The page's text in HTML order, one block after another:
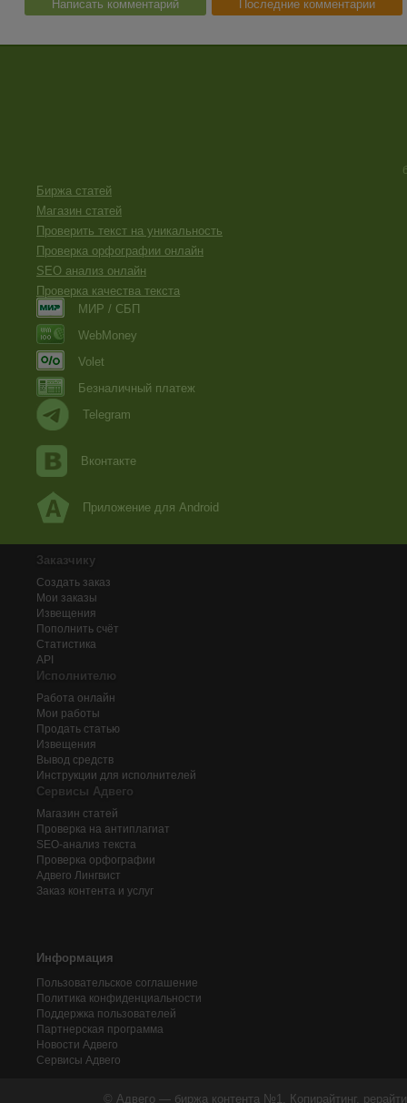
Написать комментарий Последние комментарии
Биржа статей
Магазин статей
Проверить текст на уникальность
Проверка орфографии онлайн
SEO анализ онлайн
Проверка качества текста
МИР / СБП
WebMoney
Volet
Безналичный платеж
Telegram
Вконтакте
Приложение для Android
Заказчику
Создать заказ
Мои заказы
Извещения
Пополнить счёт
Статистика
API
Исполнителю
Работа онлайн
Мои работы
Продать статью
Извещения
Вывод средств
Инструкции для исполнителей
Сервисы Адвего
Магазин статей
Проверка на антиплагиат
SEO-анализ текста
Проверка орфографии
Адвего Лингвист
Заказ контента и услуг
Информация
Пользовательское соглашение
Политика конфиденциальности
Поддержка пользователей
Партнерская программа
Новости Адвего
Сервисы Адвего
© Адвего — биржа контента №1. Копирайтинг,